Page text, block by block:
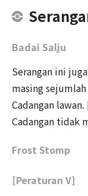
Badai Salju
Serangan ini
masing
Cadangan
Cadangan tidak
Frost Stomp
[Peraturan V]